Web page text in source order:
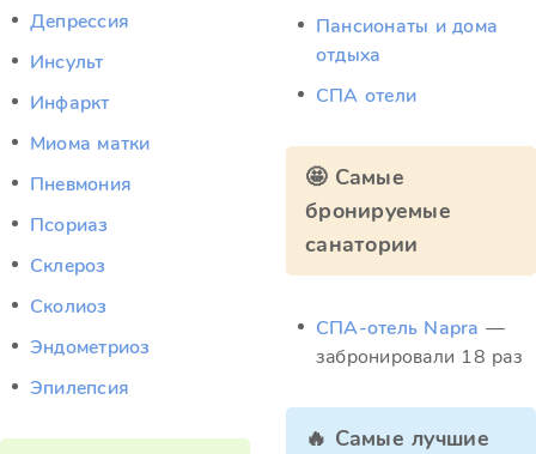
Депрессия
Инсульт
Инфаркт
Миома матки
Пневмония
Псориаз
Склероз
Сколиоз
Эндометриоз
Эпилепсия
Пансионаты и дома
отдыха
СПА отели
🤩 Самые
бронируемые
санатории
СПА-отель Napra —
забронировали 18 раз
🔥 Самые лучшие